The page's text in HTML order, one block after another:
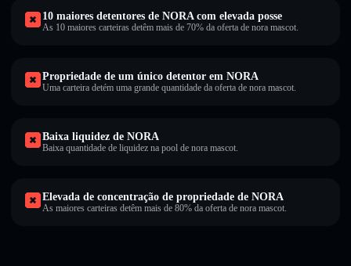
10 maiores detentores de NORA com elevada posse
As 10 maiores carteiras detêm mais de 70% da oferta de nora mascot.
Propriedade de um único detentor em NORA
Uma carteira detém uma grande quantidade da oferta de nora mascot.
Baixa liquidez de NORA
Baixa quantidade de liquidez na pool de nora mascot.
Elevada de concentração de propriedade de NORA
As maiores carteiras detêm mais de 80% da oferta de nora mascot.